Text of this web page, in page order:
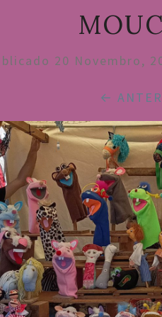
20 Novembro,
←